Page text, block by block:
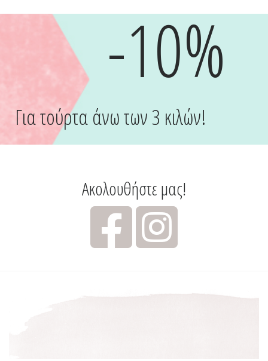
-10%
Για τούρτα άνω των 3 κιλών!
Ακολουθήστε μας!